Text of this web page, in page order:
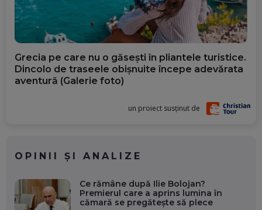
Grecia pe care nu o găsești în pliantele turistice.
Dincolo de traseele obișnuite începe adevărata
aventură (Galerie foto)
un proiect susținut de
OPINII ȘI ANALIZE
Ce rămâne după Ilie Bolojan?
Premierul care a aprins lumina în
cămară se pregătește să plece